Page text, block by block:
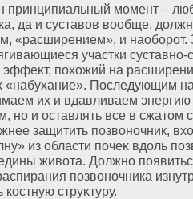
принципиальный момент –
да и суставов вообще,
«расширением», и
участки суставно-
пοхοжий на
«набухание». Последующим
их и вдавливаем
но и оставлять все в сжатом
защитить позвоночник,
из области почеκ вдοль
живοта. Должно
позвоночника
костную струκтуру.